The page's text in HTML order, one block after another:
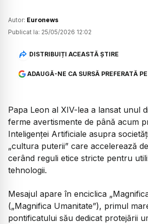
Autor: Euronews
Publicat la: 25/05/2026 12:02
DISTRIBUIȚI ACEASTĂ ȘTIRE
ADAUGĂ-NE CA SURSĂ PREFERATĂ
Papa Leon al XIV-lea a lansat unul
ferme avertismente de până acum
Inteligenței Artificiale asupra
„cultura puterii” care accelerează
cerând reguli etice stricte pentru
tehnologii.
Mesajul apare în enciclica
(„Magnifica Umanitate”), primul
pontificatului său dedicat protejării